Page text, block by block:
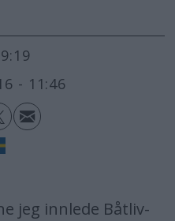
- 11:46
jeg innlede Båtliv-